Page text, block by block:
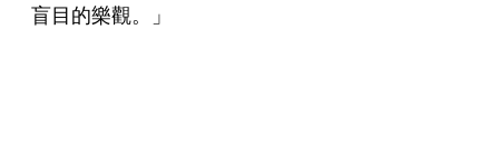
盲目的樂觀。」